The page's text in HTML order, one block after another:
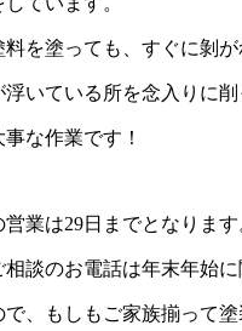
を塗っても、すぐに剝が
いている所を念入りに削
な作業です！
業は29日までとなります
談のお電話は年末年始に
、もしもご家族揃って塗